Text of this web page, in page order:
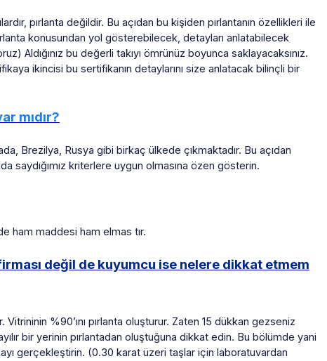
pırlanta değildir. Bu açıdan bu kişiden pırlantanın özellikleri ile
konusundan yol gösterebilecek, detayları anlatabilecek
Aldığınız bu değerli takıyı ömrünüz boyunca saklayacaksınız.
ikincisi bu sertifikanın detaylarını size anlatacak bilinçli bir
mıdır?
Brezilya, Rusya gibi birkaç ülkede çıkmaktadır. Bu açıdan
saydığımız kriterlere uygun olmasına özen gösterin.
ham maddesi ham elmas tır.
değil de kuyumcu ise nelere dikkat etmem
%90’ını pırlanta oluşturur. Zaten 15 dükkan gezseniz
bir yerinin pırlantadan oluştuğuna dikkat edin. Bu bölümde yani
gerçekleştirin. (0.30 karat üzeri taşlar için laboratuvardan